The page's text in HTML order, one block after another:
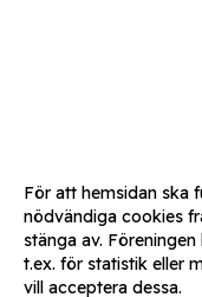
För att hemsidan ska
nödvändiga cookies
stänga av.
t.ex. för statistik eller
vill acceptera dessa.